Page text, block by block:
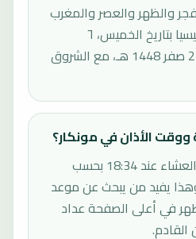
والظهر والعصر والمغرب
والعشاء في مونكار، إندونيسيا بتاريخ الخميس، ٦
أغسطس ٢٠٢٦ الموافق 23 صفر 1448 هـ، مع الشروق
ووقت الأذان في مونكار؟
الصلاة القادمة حاليًا هي العشاء عند 18:34 بحسب
وهذا يفيد من يبحث عن موعد
في أعلى الصفحة عداد